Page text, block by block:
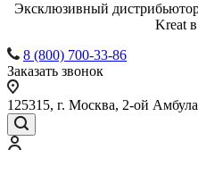
Эксклюзивный
Kreat
8 (800) 700-33-86
Заказать звонок
125315, г. Москва, 2-ой